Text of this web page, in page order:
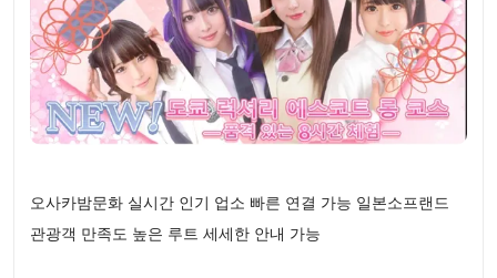
오사카밤문화 실시간 인기 업소 빠른 연결 가능 일본소프랜드
관광객 만족도 높은 루트 세세한 안내 가능